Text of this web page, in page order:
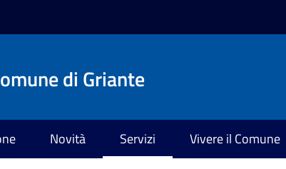
di Griante
Novità Servizi Vivere il Comune